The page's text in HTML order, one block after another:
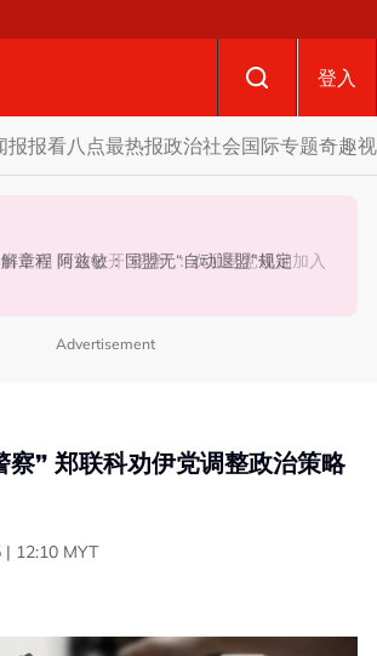
登入
报报看八点最热报政治社会国际专题奇趣
坛 罗诗雅：给他人机会领导公
迎退党领袖加入 炮轰哈迪不了解章程 阿兹敏：国盟无“自动退盟”规定
Advertisement
察” 郑联科劝伊党调整政治策略
12:10 MYT